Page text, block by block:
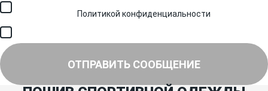
Политикой конфиденциальности
ОТПРАВИТЬ СООБЩЕНИЕ